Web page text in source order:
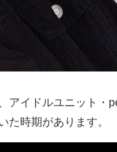
アイドルユニット・
た時期があります。